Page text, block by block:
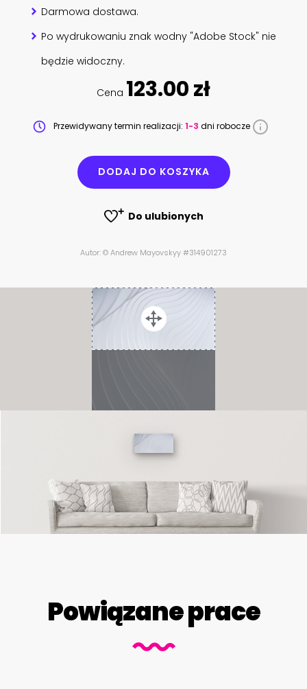
Darmowa dostawa.
Po wydrukowaniu znak wodny "Adobe Stock" nie
będzie widoczny.
Cena 123.00 zł
Przewidywany termin realizacji: 1-3 dni robocze
DODAJ DO KOSZYKA
Do ulubionych
Autor: © Andrew Mayovskyy #314901273
Powiązane prace